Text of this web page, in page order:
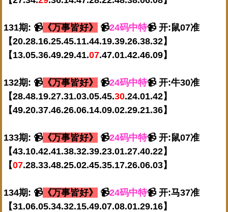
131期: 📹 《万事皆好》 📹24码中特📹 开:鼠07准
【20.28.16.25.45.11.44.19.39.26.38.32】
【13.05.36.49.29.41.07.47.01.42.46.09】
132期: 📹 《万事皆好》 📹24码中特📹 开:牛30准
【28.48.19.27.31.03.05.45.30.24.01.42】
【49.20.37.46.26.06.14.09.02.29.21.36】
133期: 📹 《万事皆好》 📹24码中特📹 开:鼠07准
【43.10.42.41.38.32.39.23.01.27.40.22】
【07.28.33.48.25.02.45.35.17.26.06.03】
134期: 📹 《万事皆好》 📹24码中特📹 开:马37准
【31.06.05.34.32.15.49.07.08.01.29.16】